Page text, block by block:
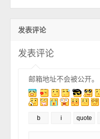
发表评论
发表评论
邮箱地址不会被公开。